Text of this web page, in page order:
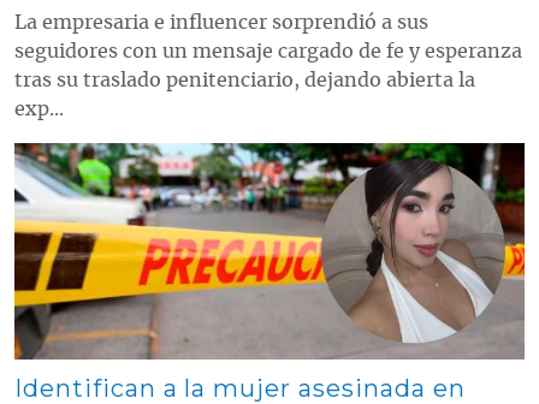
La empresaria e influencer sorprendió a sus
seguidores con un mensaje cargado de fe y esperanza
tras su traslado penitenciario, dejando abierta la
exp...
Contenido multimedia principal
Identifican a la mujer asesinada en